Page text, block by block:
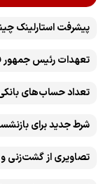
پیشرفت ‏استارلینک
تعهدات رئیس جمهور
تعداد حساب‌های
شرط جدید برای
تصاویری از گشت‌زنی و